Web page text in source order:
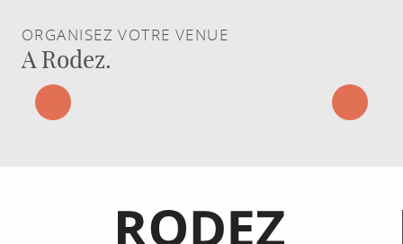
ORGANISEZ VOTRE VENUE
A Rodez.
Informations pratiques